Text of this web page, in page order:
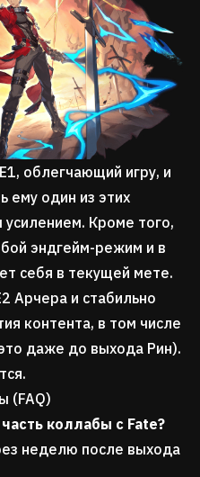
облегчающий игру, и
ему один из этих
Кроме того,
эндгейм-режим и в
себя в текущей мете.
Арчера и стабильно
контента, в том числе
даже до выхода Рин).
(FAQ)
коллабы с Fate?
неделю после выхода